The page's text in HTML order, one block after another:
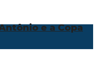
e a Copa